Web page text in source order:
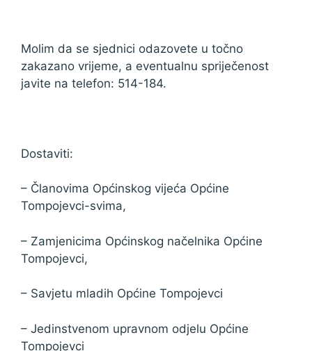
Molim da se sjednici odazovete u točno
zakazano vrijeme, a eventualnu spriječenost
javite na telefon: 514-184.
Dostaviti:
– Članovima Općinskog vijeća Općine
Tompojevci-svima,
– Zamjenicima Općinskog načelnika Općine
Tompojevci,
– Savjetu mladih Općine Tompojevci
– Jedinstvenom upravnom odjelu Općine
Tompojevci